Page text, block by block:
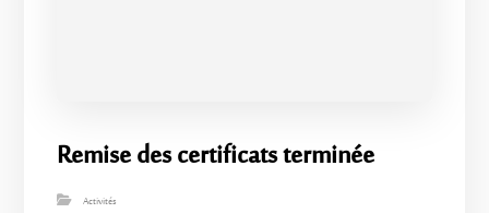
Remise des certificats terminée
Activités